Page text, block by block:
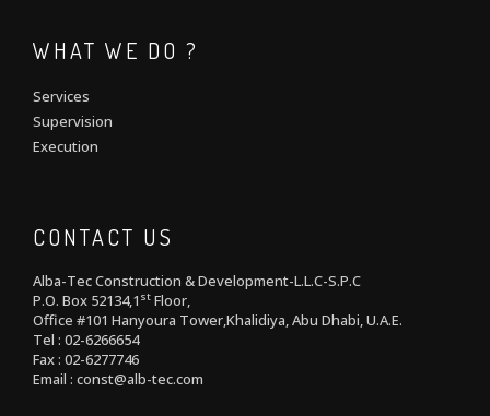
WHAT WE DO ?
Services
Supervision
Execution
CONTACT US
Alba-Tec Construction & Development-L.L.C-S.P.C
P.O. Box 52134,1 st Floor,
Office #101 Hanyoura Tower,Khalidiya, Abu Dhabi, U.A.E.
Tel : 02-6266654
Fax : 02-6277746
Email : const@alb-tec.com